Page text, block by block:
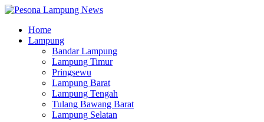
Home
Lampung
Bandar Lampung
Lampung Timur
Pringsewu
Lampung Barat
Lampung Tengah
Tulang Bawang Barat
Lampung Selatan